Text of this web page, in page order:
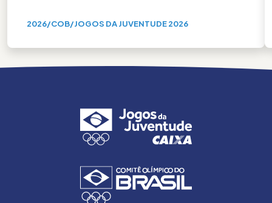
2026/COB/JOGOS DA JUVENTUDE 2026